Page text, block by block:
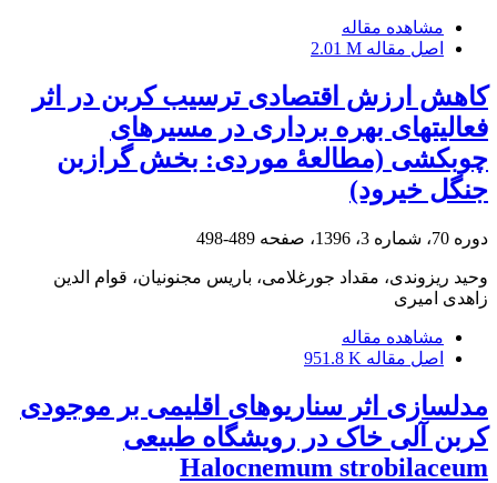
مشاهده مقاله
اصل مقاله 2.01 M
کاهش ارزش اقتصادی ترسیب کربن در اثر
فعالیتهای بهره برداری در مسیرهای
چوبکشی (مطالعۀ موردی: بخش گرازبن
جنگل خیرود)
دوره 70، شماره 3، 1396، صفحه 489-498
وحید ریزوندی، مقداد جورغلامی، باریس مجنونیان، قوام الدین
زاهدی امیری
مشاهده مقاله
اصل مقاله 951.8 K
مدل‏سازی اثر سناریوهای اقلیمی بر موجودی
کربن آلی خاک در رویشگاه طبیعی
Halocnemum strobilaceum